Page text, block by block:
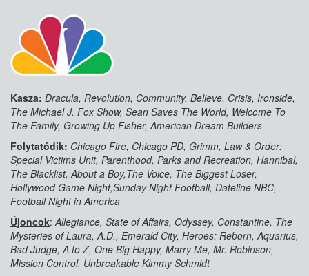
Kasza: Dracula, Revolution, Community, Believe, Crisis, Ironside,
The Michael J. Fox Show, Sean Saves The World, Welcome To
The Family, Growing Up Fisher, American Dream Builders
Folytatódik: Chicago Fire, Chicago PD, Grimm, Law & Order:
Special Victims Unit, Parenthood, Parks and Recreation, Hannibal,
The Blacklist, About a Boy,The Voice, The Biggest Loser,
Hollywood Game Night,Sunday Night Football, Dateline NBC,
Football Night in America
Újoncok:Allegiance, State of Affairs, Odyssey, Constantine, The
Mysteries of Laura, A.D., Emerald City, Heroes: Reborn, Aquarius,
Bad Judge, A to Z, One Big Happy, Marry Me, Mr. Robinson,
Mission Control, Unbreakable Kimmy Schmidt